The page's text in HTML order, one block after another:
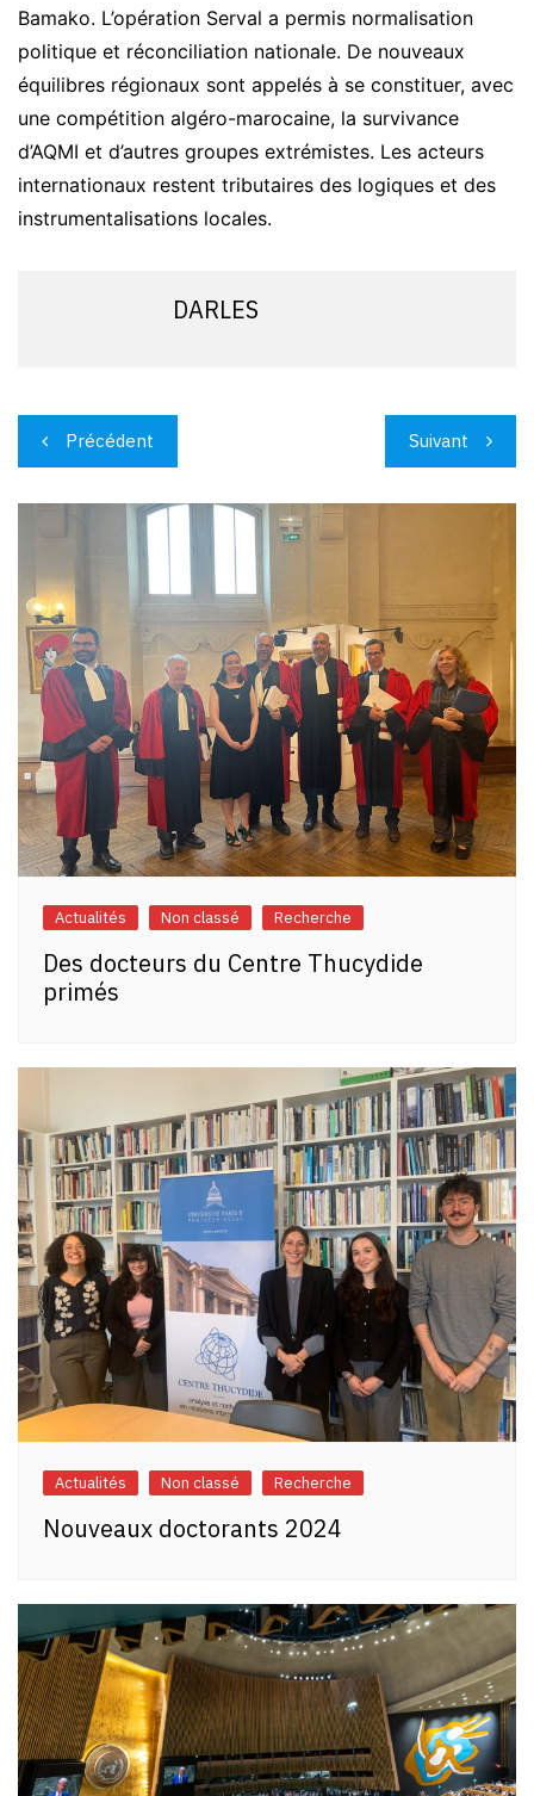
Bamako. L’opération Serval a permis normalisation
politique et réconciliation nationale. De nouveaux
équilibres régionaux sont appelés à se constituer, avec
une compétition algéro-marocaine, la survivance
d’AQMI et d’autres groupes extrémistes. Les acteurs
internationaux restent tributaires des logiques et des
instrumentalisations locales.
DARLES
Navigation
de
l’article
Précédent Suivant
Actualités Non classé Recherche
Des docteurs du Centre Thucydide
primés
Actualités Non classé Recherche
Nouveaux doctorants 2024